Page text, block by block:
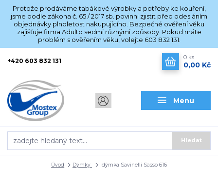
Protože prodáváme tabákové výrobky a potřeby ke kouření,
jsme podle zákona č. 65 / 2017 sb. povinni zjistit před odesláním
objednávky plnoletost nakupujícího. Bezpečné ověření věku
zajišťuje firma Adulto sedmi různými způsoby. Pokud máte
problém s ověřením věku, volejte 603 832 131.
Menu
Hledat
+420 603 832 131
0 ks
0,00 Kč
Úvod Dýmky dýmka Savinelli Sasso 616